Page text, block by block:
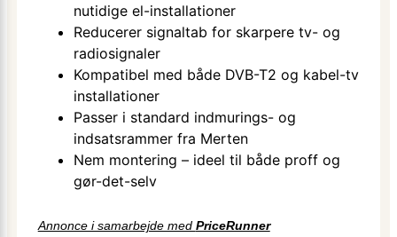
nutidige el-installationer
Reducerer signaltab for skarpere tv- og
radiosignaler
Kompatibel med både DVB-T2 og kabel-tv
installationer
Passer i standard indmurings- og
indsatsrammer fra Merten
Nem montering – ideel til både proff og
gør-det-selv
Annonce i samarbejde med PriceRunner